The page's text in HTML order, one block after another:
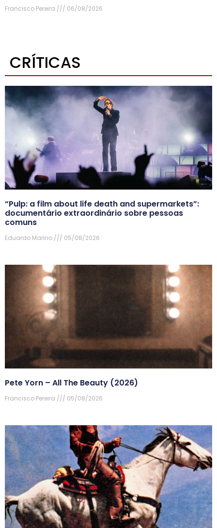
Francisco Pereira 06/08/2026
CRÍTICAS
“Pulp: a film about life death and supermarkets”:
documentário extraordinário sobre pessoas
comuns
Eduardo Marino 05/08/2026
Pete Yorn – All The Beauty (2026)
Francisco Pereira 05/08/2026